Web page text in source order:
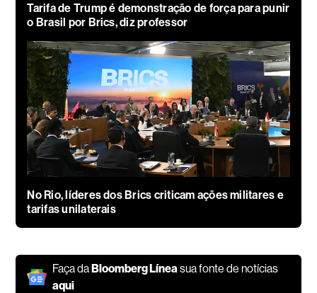
Tarifa de Trump é demonstração de força para punir
o Brasil por Brics, diz professor
No Rio, líderes dos Brics criticam ações militares e
tarifas unilaterais
Faça daBloomberg Línea sua fonte de notícias
aqui